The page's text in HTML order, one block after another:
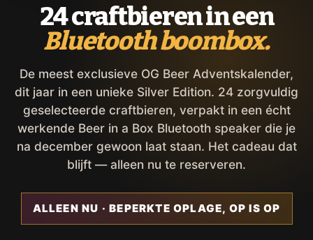
24 craftbieren in een
Bluetooth boombox.
De meest exclusieve OG Beer Adventskalender,
dit jaar in een unieke Silver Edition. 24 zorgvuldig
geselecteerde craftbieren, verpakt in een écht
werkende Beer in a Box Bluetooth speaker die je
na december gewoon laat staan. Het cadeau dat
blijft — alleen nu te reserveren.
ALLEEN NU · BEPERKTE OPLAGE, OP IS OP